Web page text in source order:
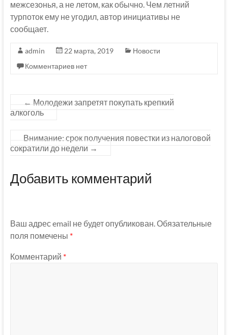
межсезонья, а не летом, как обычно. Чем летний
турпоток ему не угодил, автор инициативы не
сообщает.
admin 22 марта, 2019
Новости
Комментариев нет
← Молодежи запретят покупать крепкий
алкоголь
Внимание: срок получения повестки из налоговой
сократили до недели →
Добавить комментарий
Ваш адрес email не будет опубликован. Обязательные
поля помечены *
Комментарий *